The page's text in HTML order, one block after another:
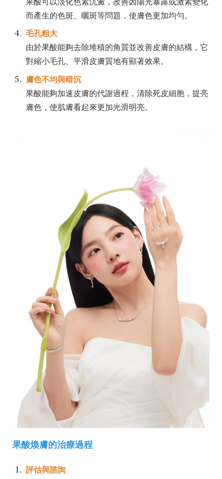
果酸可以淡化色素沉澱，改善因陽光暴露或激素變化
而產生的色斑、曬斑等問題，使膚色更加均勻。
毛孔粗大
由於果酸能夠去除堆積的角質並改善皮膚的結構，它
對縮小毛孔、平滑皮膚質地有顯著效果。
膚色不均與暗沉
果酸能夠加速皮膚的代謝過程，清除死皮細胞，提亮
膚色，使肌膚看起來更加光滑明亮。
果酸煥膚的治療過程
評估與諮詢